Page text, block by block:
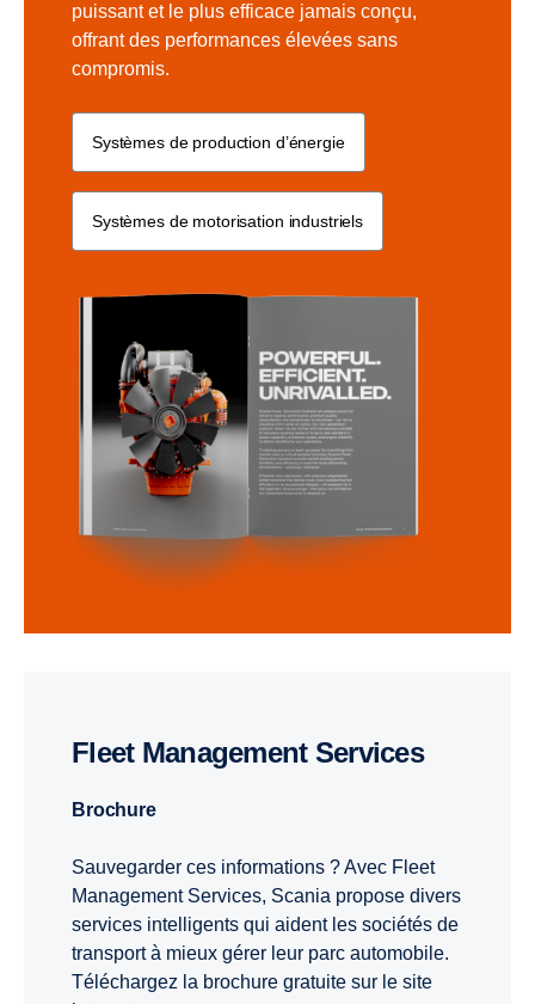
puissant et le plus efficace jamais conçu,
offrant des performances élevées sans
compromis.
Systèmes de production d’énergie
Systèmes de motorisation industriels
Fleet Management Services
brochure
Sauvegarder ces informations ? Avec Fleet
Management Services, Scania propose divers
services intelligents qui aident les sociétés de
transport à mieux gérer leur parc automobile.
Téléchargez la brochure gratuite sur le site